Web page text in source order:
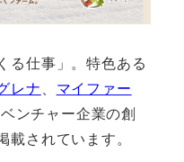
る仕事」。特色ある
レナ、 マイファー
ンチャー企業の創
されています。